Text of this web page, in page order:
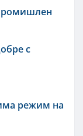
с
режим на